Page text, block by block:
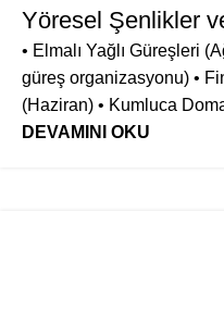
Yöresel Şenlikler
• Elmalı Yağlı Güreşleri
güreş organizasyonu) •
(Haziran) • Kumluca
DEVAMINI OKU